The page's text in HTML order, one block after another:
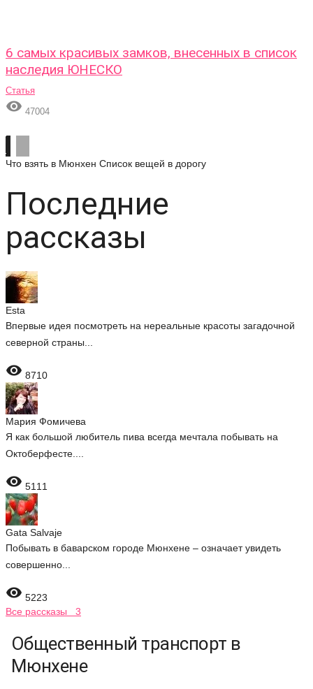
6 самых красивых замков, внесенных в список
наследия ЮНЕСКО
Статья
 47004
Что взять в Мюнхен Список вещей в дорогу
Последние
рассказы
Esta
Впервые идея посмотреть на нереальные красоты загадочной
северной страны...
 8710
Мария Фомичева
Я как большой любитель пива всегда мечтала побывать на
Октоберфесте....
 5111
Gata Salvaje
Побывать в баварском городе Мюнхене – означает увидеть
совершенно...
 5223
Все рассказы 3
Общественный транспорт в
Мюнхене